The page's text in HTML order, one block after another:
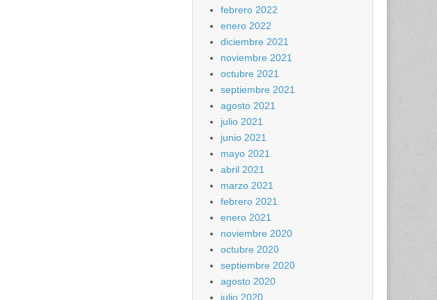
febrero 2022
enero 2022
diciembre 2021
noviembre 2021
octubre 2021
septiembre 2021
agosto 2021
julio 2021
junio 2021
mayo 2021
abril 2021
marzo 2021
febrero 2021
enero 2021
noviembre 2020
octubre 2020
septiembre 2020
agosto 2020
julio 2020